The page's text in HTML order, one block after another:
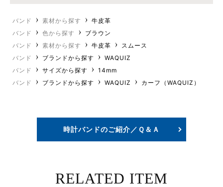
バンド 素材から探す
牛皮革
バンド
色から探す
ブラウン
バンド
素材から探す 牛皮革
スムース
バンド
ブランドから探す
WAQUIZ
バンド
サイズから探す
14mm
バンド
ブランドから探す WAQUIZ カーフ（WAQUIZ）
時計バンドのご紹介／Ｑ＆Ａ
RELATED ITEM